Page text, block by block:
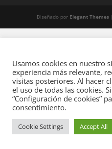
Diseñado por Elegant Themes|
Usamos cookies en nuestro
experiencia más relevante,
visitas posteriores. Al hacer
el uso de todas las cookies.
“Configuración de cookies”
consentimiento.
Cookie Settings Accept All